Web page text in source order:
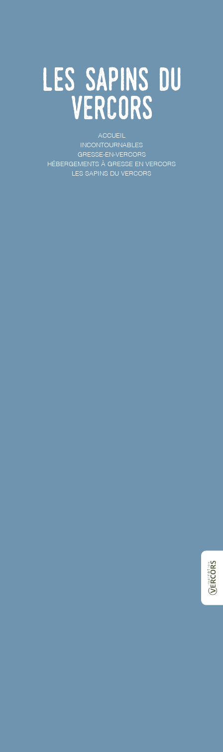
Les Sapins du
Vercors
ACCUEIL
INCONTOURNABLES
GRESSE-EN-VERCORS
HÉBERGEMENTS À GRESSE EN VERCORS
LES SAPINS DU VERCORS